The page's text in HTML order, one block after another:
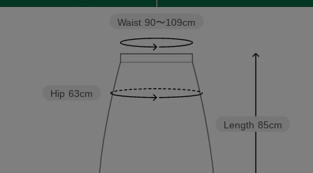
Length 85cm
Hip 63cm
Waist 90〜109cm